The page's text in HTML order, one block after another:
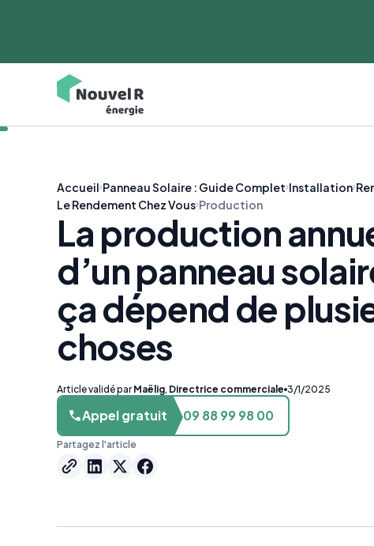
Accueil Panneau Solaire : Guide Complet Installation
Le Rendement Chez Vous Production
La production
d’un panneau
ça dépend de
choses
Article validé par Maëlig, Directrice commerciale 3/1/2025
Appel gratuit 09 88 99 98 00
Partagez l'article